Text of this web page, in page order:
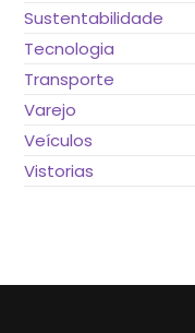
Sustentabilidade
Tecnologia
Transporte
Varejo
Veículos
Vistorias